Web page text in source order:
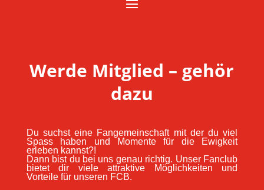
Werde Mitglied – gehör
dazu
Du suchst eine Fangemeinschaft mit der du viel
Spass haben und Momente für die Ewigkeit
erleben kannst?!
Dann bist du bei uns genau richtig. Unser Fanclub
bietet dir viele attraktive Möglichkeiten und
Vorteile für unseren FCB.